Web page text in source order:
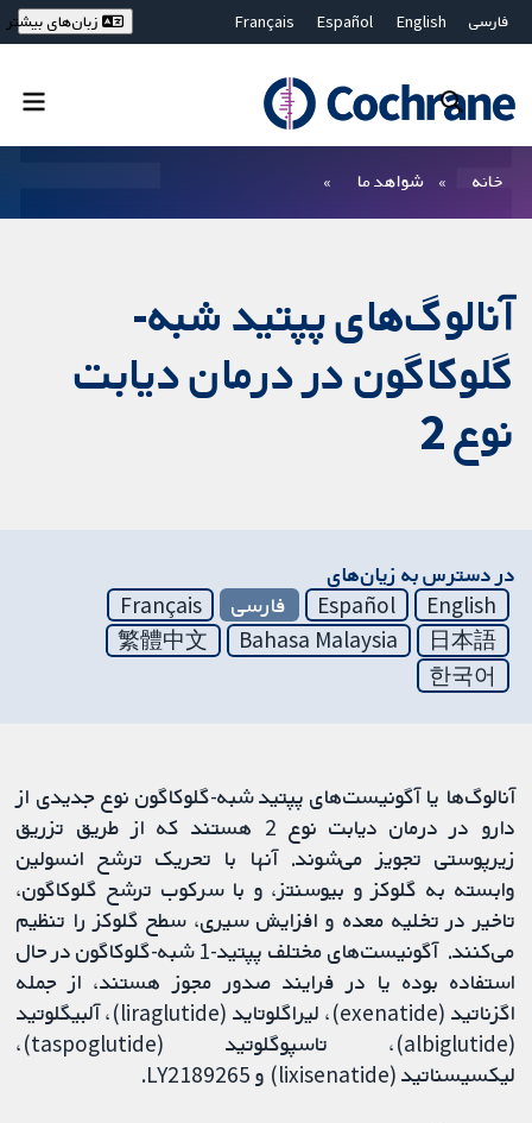
فارسی English
Español
Français
Bahasa Malaysia
ไทย
繁體中文
زبان‌های بیشتر
خانه شواهد ما
آنالوگ‌های پپتید شبه-
گلوکاگون در درمان دیابت
نوع 2
در دسترس به زیان‌های
English
Español فارسی
Français
日本語
Bahasa Malaysia
繁體中文
한국어
آنالوگ‌ها یا آگونیست‌های پپتید شبه-گلوکاگون نوع جدیدی از
دارو در درمان دیابت نوع 2 هستند که از طریق تزریق
زیرپوستی تجویز می‌شوند. آنها با تحریک ترشح انسولین
وابسته به گلوکز و بیوسنتز، و با سرکوب ترشح گلوکاگون،
تاخیر در تخلیه معده و افزایش سیری، سطح گلوکز را تنظیم
می‌کنند. آگونیست‌های مختلف پپتید-1 شبه-گلوکاگون در حال
استفاده بوده یا در فرایند صدور مجوز هستند، از جمله
اگزناتید (exenatide)، لیراگلوتاید (liraglutide)، آلبیگلوتید
(albiglutide)، تاسپوگلوتید (taspoglutide)،
لیکسیسناتید (lixisenatide) و LY2189265.